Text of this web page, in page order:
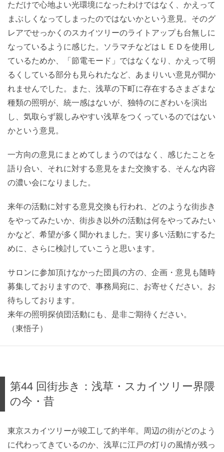
ただけで心地よい光環境になったわけではなく、かえって
まぶしくなってしまったのではないかという意見。そのグ
レアでせっかくのスカイツリーのライトアップも台無しに
なっているように感じた。ソラマチなどはＬＥＤを使用し
ているためか、「節電モード」ではなくなり、かえって明
るくしている部分も見られたなど、あまりいい意見が聞か
れませんでした。また、浅草の下町に存在するさまざまな
種類の照明が、統一感はないが、独特のにぎわいを演出
し、気取らず親しみやすい浅草をつくっているのではない
かという意見。
一方向の意見にまとめてしまうのではなく、感じたことを
語り合い、それに対する意見をまた交換する、そんな内容
の濃い会になりました。
来年の活動に対する意見交換も行われ、どのような街歩き
をやってみたいか、街歩き以外の活動は何をやってみたい
かなど、希望が多く聞かれました。実り多い活動にするた
めに、さらに検討していこうと思います。
サロンに参加頂けなかった団員の方の、企画・意見も随時
募集しておりますので、事務局宛に、お寄せください。お
待ちしております。
来年の照明探偵団活動にも、是非ご期待ください。
（東悟子）
第44 回街歩き：浅草・スカイツリー界隈
の今・昔
東京スカイツリーが竣工して約半年。周辺の街がどのよう
に代わってきているのか、浅草に江戸の灯りの風情が残っ